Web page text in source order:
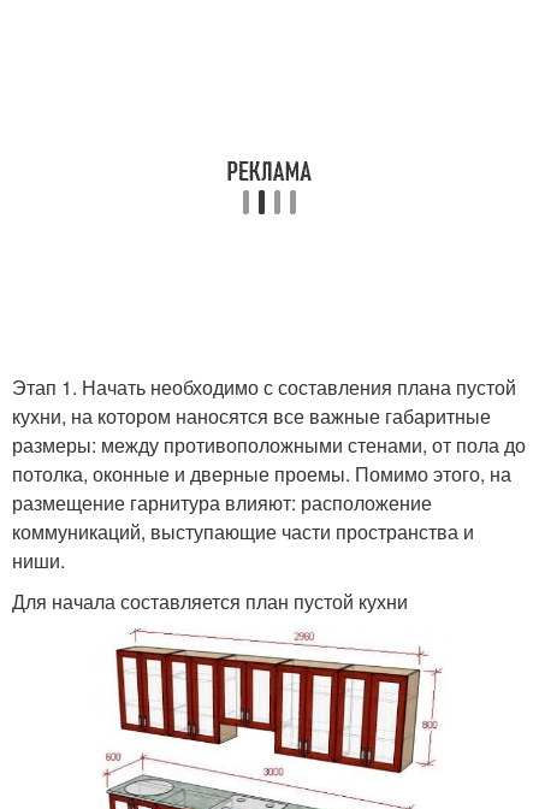
Этап 1. Начать необходимо с составления плана пустой
кухни, на котором наносятся все важные габаритные
размеры: между противоположными стенами, от пола до
потолка, оконные и дверные проемы. Помимо этого, на
размещение гарнитура влияют: расположение
коммуникаций, выступающие части пространства и
ниши.
Для начала составляется план пустой кухни